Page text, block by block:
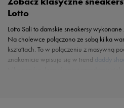
Lotto
Lotto Sali to damskie sneakersy
Na cholewce połączono ze sobą kilka
kształtach. To w połączeniu z masywną
znakomicie wpisuje się w trend daddy